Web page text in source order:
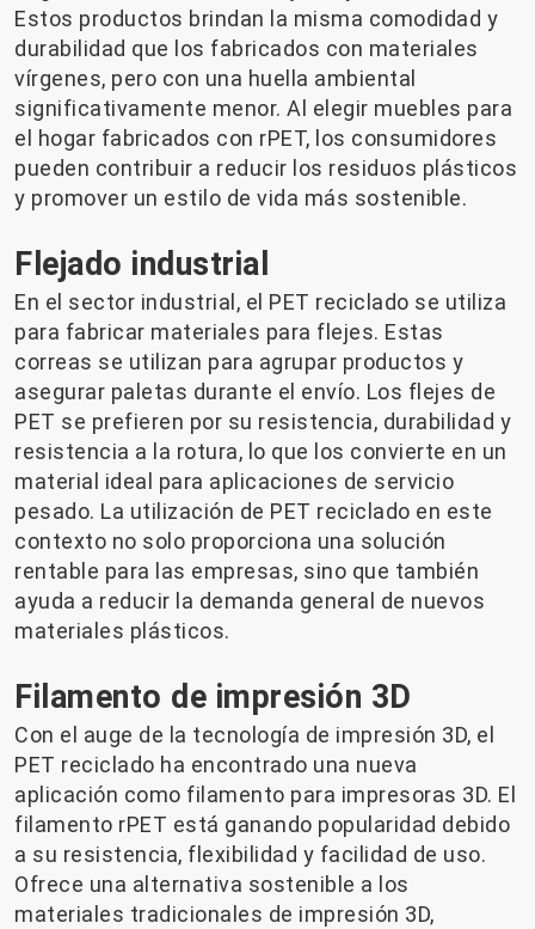
Estos productos brindan la misma comodidad y
durabilidad que los fabricados con materiales
vírgenes, pero con una huella ambiental
significativamente menor. Al elegir muebles para
el hogar fabricados con rPET, los consumidores
pueden contribuir a reducir los residuos plásticos
y promover un estilo de vida más sostenible.
Flejado industrial
En el sector industrial, el PET reciclado se utiliza
para fabricar materiales para flejes. Estas
correas se utilizan para agrupar productos y
asegurar paletas durante el envío. Los flejes de
PET se prefieren por su resistencia, durabilidad y
resistencia a la rotura, lo que los convierte en un
material ideal para aplicaciones de servicio
pesado. La utilización de PET reciclado en este
contexto no solo proporciona una solución
rentable para las empresas, sino que también
ayuda a reducir la demanda general de nuevos
materiales plásticos.
Filamento de impresión 3D
Con el auge de la tecnología de impresión 3D, el
PET reciclado ha encontrado una nueva
aplicación como filamento para impresoras 3D. El
filamento rPET está ganando popularidad debido
a su resistencia, flexibilidad y facilidad de uso.
Ofrece una alternativa sostenible a los
materiales tradicionales de impresión 3D,